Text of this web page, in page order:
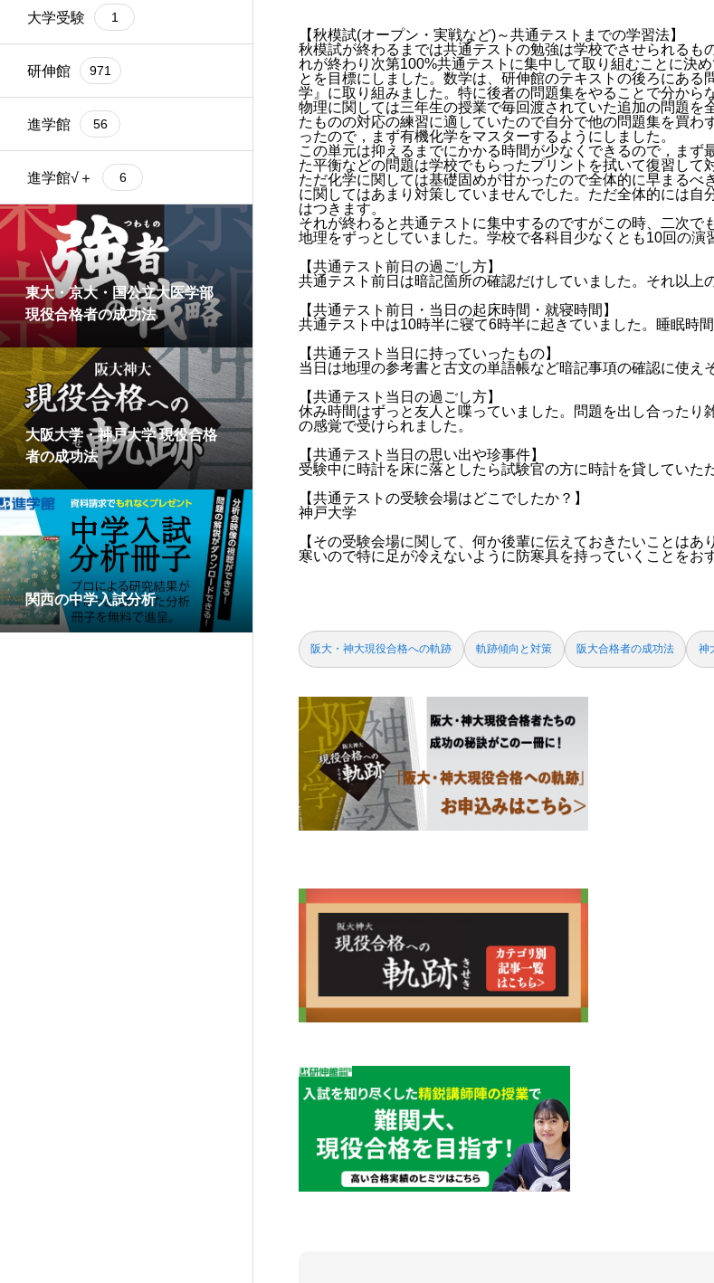
大学受験 1
研伸館 971
進学館 56
進学館√＋ 6
東大・京大・国公立大医学部
現役合格者の成功法
大阪大学・神戸大学 現役合格
者の成功法
関西の中学入試分析
【秋模試(オープン・実戦など)～共通テストまでの学習法】
秋模試が終わるまでは共通テストの勉強は学校でさせられる
れが終わり次第100%共通テストに集中して取り組むことに決
とを目標にしました。数学は、研伸館のテキストの後ろにあ
学』に取り組みました。特に後者の問題集をやることで分から
物理に関しては三年生の授業で毎回渡されていた追加の問題
たものの対応の練習に適していたので自分で他の問題集を買
ったので，まず有機化学をマスターするようにしました。
この単元は抑えるまでにかかる時間が少なくできるので，ま
た平衡などの問題は学校でもらったプリントを拭いて復習して
ただ化学に関しては基礎固めが甘かったので全体的に早まる
に関してはあまり対策していませんでした。ただ全体的には
はつきます。
それが終わると共通テストに集中するのですがこの時、二次
地理をずっとしていました。学校で各科目少なくとも10回の
【共通テスト前日の過ごし方】
共通テスト前日は暗記箇所の確認だけしていました。それ以上
【共通テスト前日・当日の起床時間・就寝時間】
共通テスト中は10時半に寝て6時半に起きていました。睡眠時
【共通テスト当日に持っていったもの】
当日は地理の参考書と古文の単語帳など暗記事項の確認に使え
【共通テスト当日の過ごし方】
休み時間はずっと友人と喋っていました。問題を出し合った
の感覚で受けられました。
【共通テスト当日の思い出や珍事件】
受験中に時計を床に落としたら試験官の方に時計を貸していた
【共通テストの受験会場はどこでしたか？】
神戸大学
【その受験会場に関して、何か後輩に伝えておきたいことはあ
寒いので特に足が冷えないように防寒具を持っていくことをお
阪大・神大現役合格への軌跡 軌跡傾向と対策 阪大合格者の成功法 神